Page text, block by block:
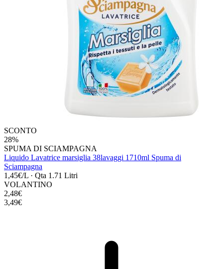
SCONTO
28%
SPUMA DI SCIAMPAGNA
Liquido Lavatrice marsiglia 38lavaggi 1710ml Spuma di
Sciampagna
1,45€/L · Qta 1.71 Litri
VOLANTINO
2,48€
3,49€